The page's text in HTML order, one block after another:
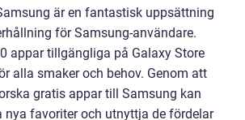
är en fantastisk uppsättning
för Samsung-användare.
appar tillgängliga på Galaxy Store
alla smaker och behov. Genom att
gratis appar till Samsung kan
nya favoriter och utnyttja de fördelar